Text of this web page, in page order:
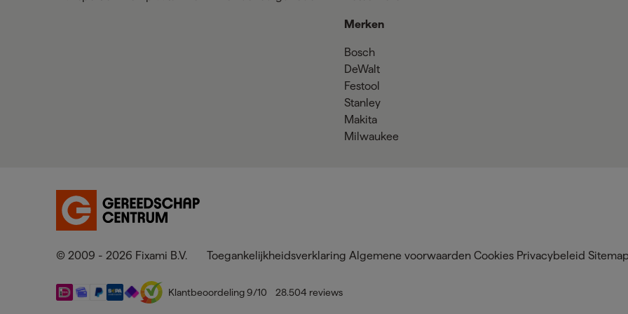
Merken
Bosch
DeWalt
Festool
Stanley
Makita
Milwaukee
© 2009 - 2026 Fixami B.V. Toegankelijkheidsverklaring Algemene voorwaarden Cookies Privacybeleid
Klantbeoordeling9/10 28.504 reviews